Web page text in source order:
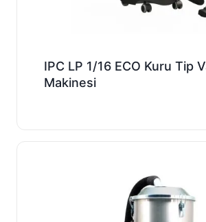
IPC LP 1/16 ECO Kuru Tip
Makinesi